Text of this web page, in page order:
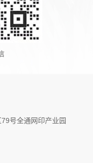
号全通网印产业园